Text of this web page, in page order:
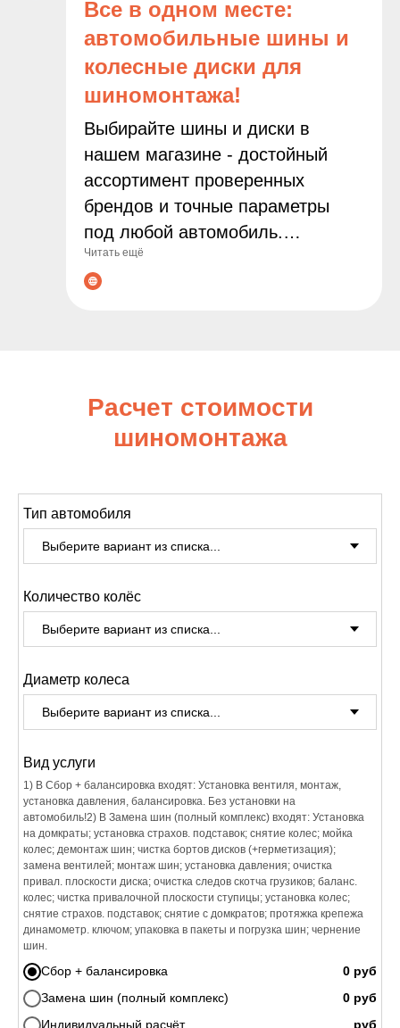
ваш автомобиль будет служить
дольше, а поездки останутся
Все в одном месте:
автомобильные шины и
колесные диски для
шиномонтажа!
Выбирайте шины и диски в
нашем магазине - достойный
ассортимент проверенных
брендов и точные параметры
под любой автомобиль.
Гарантируем оригинальные
товары, выгодные цены и
дороге!
Читать ещё
Расчет стоимости
шиномонтажа
Тип автомобиля
Количество колёс
Диаметр колеса
Вид услуги
1) В Сбор + балансировка входят: Установка вентиля, монтаж,
установка давления, балансировка. Без установки на
автомобиль!2) В Замена шин (полный комплекс) входят: Установка
на домкраты; установка страхов. подставок; снятие колес; мойка
колес; демонтаж шин; чистка бортов дисков (+герметизация);
замена вентилей; монтаж шин; установка давления; очистка
привал. плоскости диска; очистка следов скотча грузиков; баланс.
колес; чистка привалочной плоскости ступицы; установка колес;
снятие страхов. подставок; снятие с домкратов; протяжка крепежа
динамометр. ключом; упаковка в пакеты и погрузка шин; чернение
шин.
Сбор + балансировка
Замена шин (полный комплекс)
Индивидуальный расчёт